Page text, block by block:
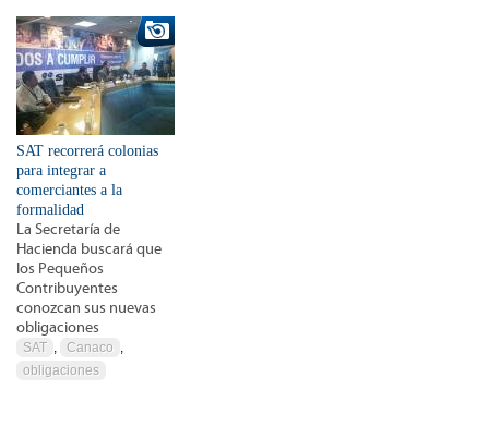
SAT recorrerá colonias
para integrar a
comerciantes a la
formalidad
La Secretaría de
Hacienda buscará que
los Pequeños
Contribuyentes
conozcan sus nuevas
obligaciones
SAT , Canaco ,
obligaciones